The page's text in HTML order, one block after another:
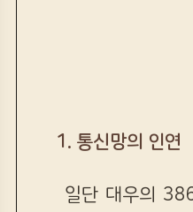
1. 통신망의 인연
일단 대우의